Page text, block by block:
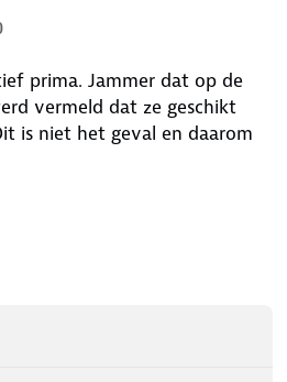
prima. Jammer dat op de
vermeld dat ze geschikt
is niet het geval en daarom